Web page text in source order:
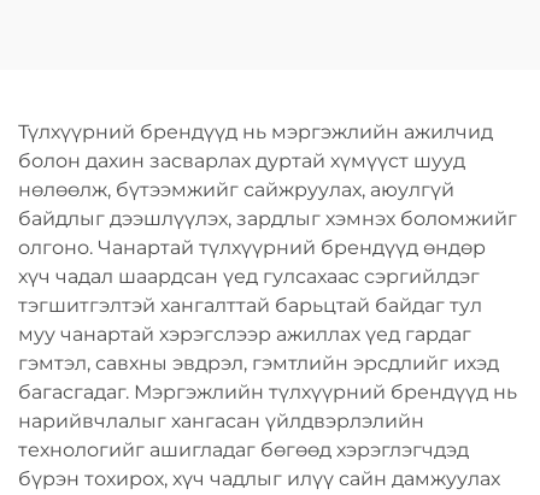
хэрэгсэл
хэрэгсэл
Түлхүүрний брендүүд нь мэргэжлийн ажилчид
болон дахин засварлах дуртай хүмүүст шууд
нөлөөлж, бүтээмжийг сайжруулах, аюулгүй
байдлыг дээшлүүлэх, зардлыг хэмнэх боломжийг
олгоно. Чанартай түлхүүрний брендүүд өндөр
хүч чадал шаардсан үед гулсахаас сэргийлдэг
тэгшитгэлтэй хангалттай барьцтай байдаг тул
муу чанартай хэрэгслээр ажиллах үед гардаг
гэмтэл, савхны эвдрэл, гэмтлийн эрсдлийг ихэд
багасгадаг. Мэргэжлийн түлхүүрний брендүүд нь
нарийвчлалыг хангасан үйлдвэрлэлийн
технологийг ашигладаг бөгөөд хэрэглэгчдэд
бүрэн тохирох, хүч чадлыг илүү сайн дамжуулах